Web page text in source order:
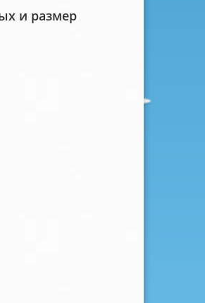
и размер